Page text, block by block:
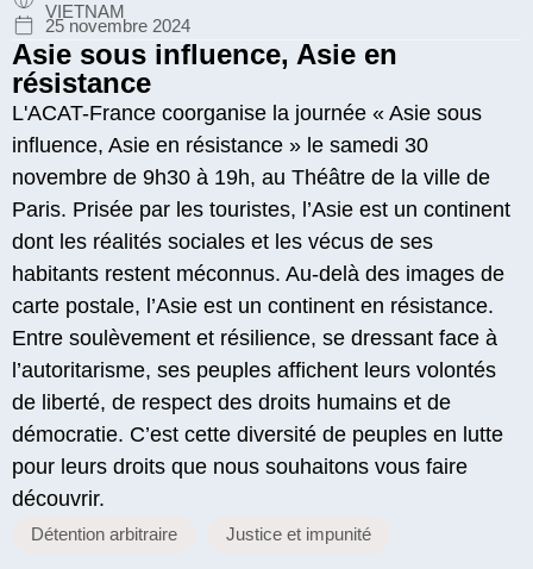
VIETNAM
25 novembre 2024
Asie sous influence, Asie en
résistance
L'ACAT-France coorganise la journée « Asie sous
influence, Asie en résistance » le samedi 30
novembre de 9h30 à 19h, au Théâtre de la ville de
Paris. Prisée par les touristes, l’Asie est un continent
dont les réalités sociales et les vécus de ses
habitants restent méconnus. Au-delà des images de
carte postale, l’Asie est un continent en résistance.
Entre soulèvement et résilience, se dressant face à
l’autoritarisme, ses peuples affichent leurs volontés
de liberté, de respect des droits humains et de
démocratie. C’est cette diversité de peuples en lutte
pour leurs droits que nous souhaitons vous faire
découvrir.
Détention arbitraire Justice et impunité